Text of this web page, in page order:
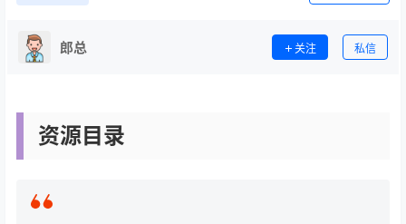
郎总 关注 私信
资源目录